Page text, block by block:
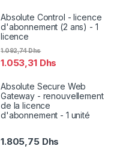
Absolute Control - licence
d'abonnement (2 ans) - 1
licence
1.053,31 Dhs
1.092,74Dhs
Absolute Secure Web
Gateway - renouvellement
de la licence
d'abonnement - 1 unité
1.805,75 Dhs